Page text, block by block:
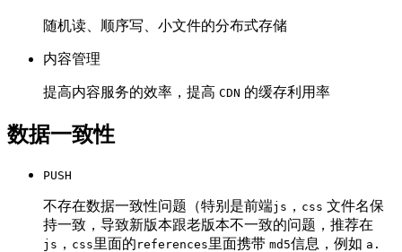
随机读、顺序写、小文件的分布式存储
内容管理
提高内容服务的效率，提高 CDN 的缓存利用率
数据一致性
PUSH
不存在数据一致性问题（特别是前端js ， css 文件名保
持一致，导致新版本跟老版本不一致的问题，推荐在
js ， css里面的 references里面携带 md5信息，例如 a.